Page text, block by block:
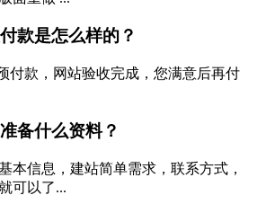
款是怎么样的？
付款，网站验收完成，您满意后再付
备什么资料？
本信息，建站简单需求，联系方式，
可以了...